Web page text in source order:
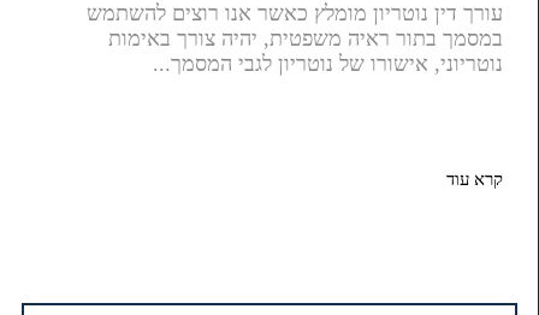
עורך דין נוטריון מומלץ כאשר אנו רוצים להשתמש
במסמך בתור ראיה משפטית, יהיה צורך באימות
נוטריוני, אישורו של נוטריון לגבי המסמך...
קרא עוד